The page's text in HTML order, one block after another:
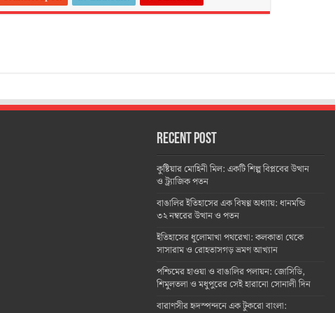
Recent Post
কুষ্টিয়ার মোহিনী মিল: একটি শিল্প বিপ্লবের উত্থান
ও ট্র্যাজিক পতন
বাঙালির ইতিহাসের এক বিষণ্ণ অধ্যায়: ধানমন্ডি
৩২ নম্বরের উত্থান ও পতন
ইতিহাসের ধুলোমাখা পথরেখা: কলকাতা থেকে
সাসারাম ও রোহতাসগড় ভ্রমণ আখ্যান
পশ্চিমের হাওয়া ও বাঙালির পলায়ন: জোসিডি,
শিমুলতলা ও মধুপুরের সেই হারানো সোনালী দিন
বারাণসীর হৃদস্পন্দনে এক টুকরো বাংলা: